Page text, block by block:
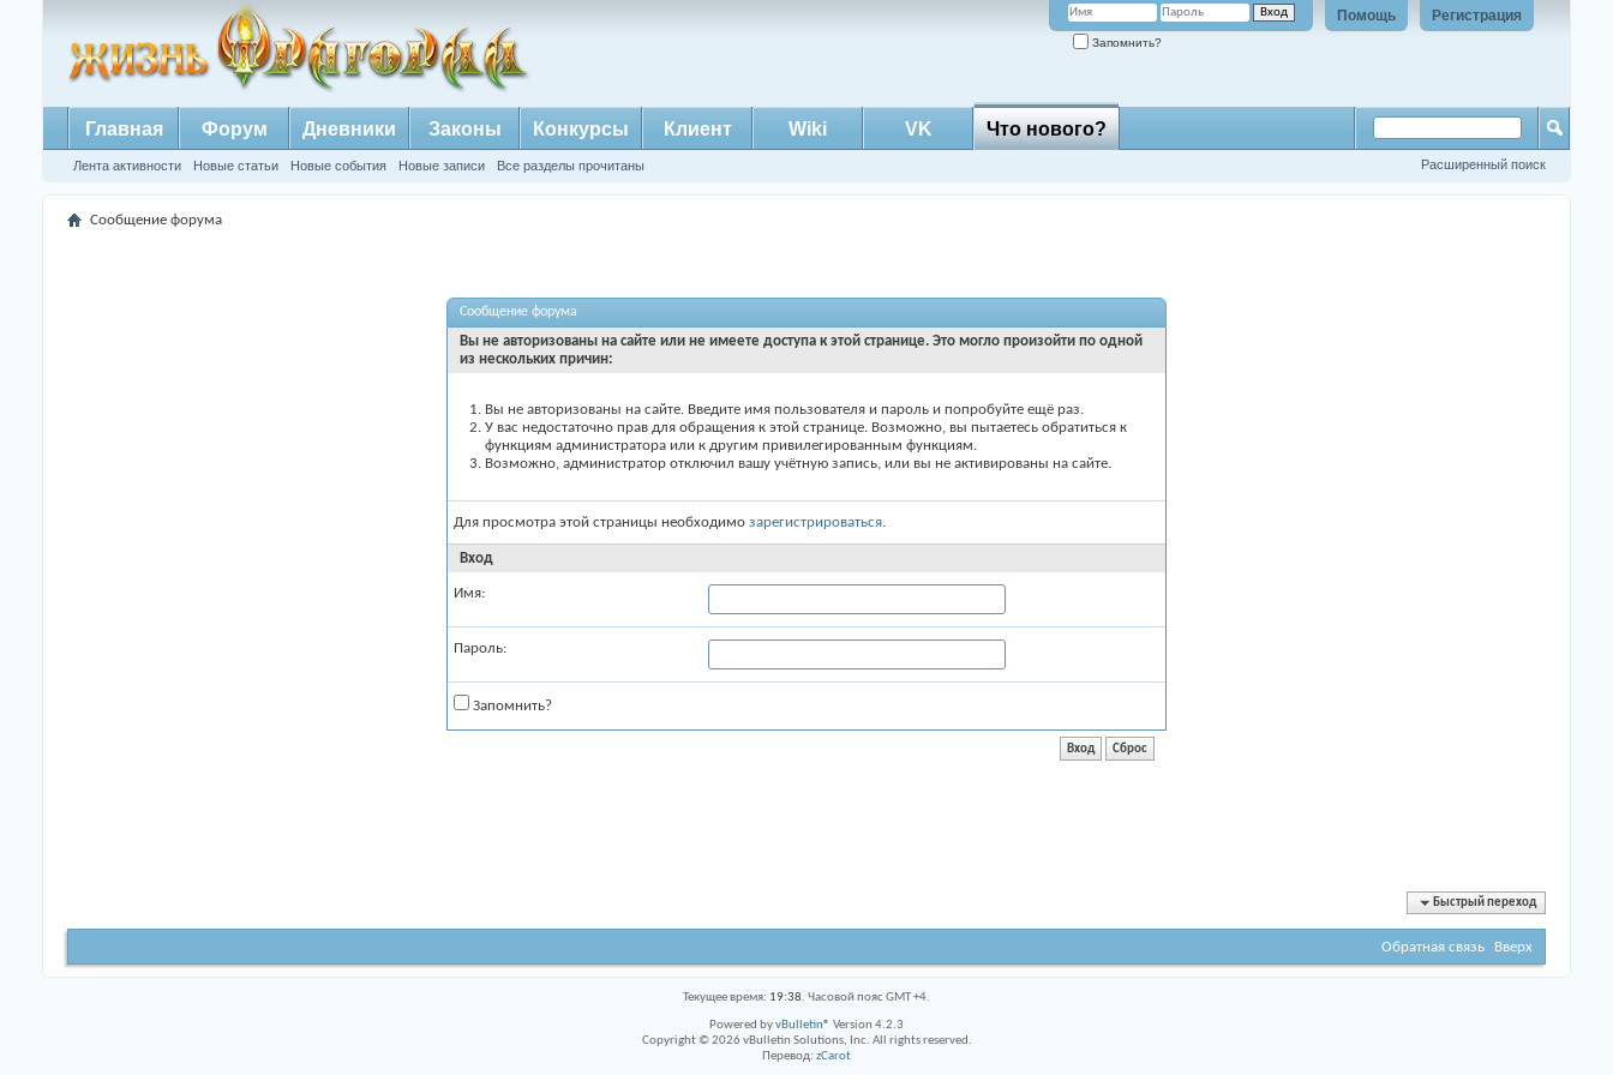
Регистрация
Помощь
Запомнить?
Главная Форум Дневники Законы Конкурсы Клиент Wiki VK Что нового?
Лента активности Новые статьи Новые события Новые записи Все разделы прочитаны Расширенный поиск
Сообщение форума
Сообщение форума
Вы не авторизованы на сайте или не имеете доступа к этой странице. Это могло произойти по одной
из нескольких причин:
Вы не авторизованы на сайте. Введите имя пользователя и пароль и попробуйте ещё раз.
У вас недостаточно прав для обращения к этой странице. Возможно, вы пытаетесь обратиться к
функциям администратора или к другим привилегированным функциям.
Возможно, администратор отключил вашу учётную запись, или вы не активированы на сайте.
Для просмотра этой страницы необходимо зарегистрироваться.
Вход
Имя:
Пароль:
Запомнить?
Быстрый переход
Обратная связь Вверх
Текущее время: 19:38. Часовой пояс GMT +4.
Powered byvBulletin® Version 4.2.3
Copyright © 2026 vBulletin Solutions, Inc. All rights reserved.
Перевод: zCarot